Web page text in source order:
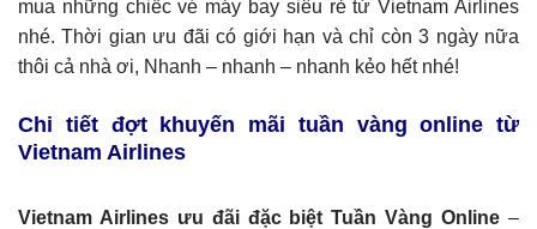
mua những chiếc vé máy bay siêu rẻ từ Vietnam Airlines
nhé. Thời gian ưu đãi có giới hạn và chỉ còn 3 ngày nữa
thôi cả nhà ơi, Nhanh – nhanh – nhanh kẻo hết nhé!
Chi tiết đợt khuyến mãi tuần vàng online từ
Vietnam Airlines
Vietnam Airlines ưu đãi đặc biệt Tuần Vàng Online –